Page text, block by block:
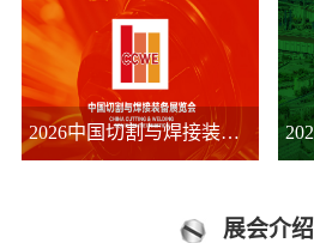
2026中国切割与焊接装备展览会展览会
展会介绍